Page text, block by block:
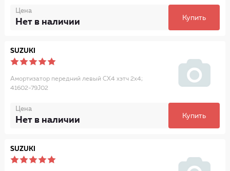
Цена
Нет в наличии Купить
SUZUKI
Амортизатор передний левый CX4 хэтч 2x4;
41602-79J02
Цена
Нет в наличии Купить
SUZUKI